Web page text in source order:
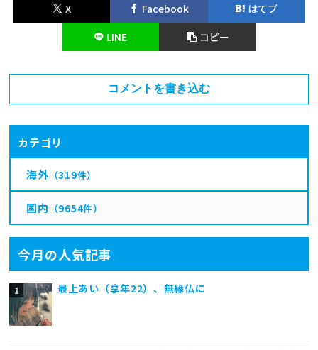
X Facebook
はてブ
LINE
コピー
コメントを書き込む
カテゴリ
海外 （319件）
国内 （9654件）
今月の人気記事
最上あい（享年22）、無縁仏に